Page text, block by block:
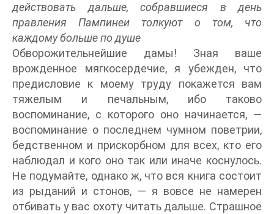
действовать дальше, собравшиеся в день
правления Пампинеи толкуют о том, что
каждому больше по душе
Обворожительнейшие дамы! Зная ваше
врожденное мягкосердечие, я убежден, что
предисловие к моему труду покажется вам
тяжелым и печальным, ибо таково
воспоминание, с которого оно начинается, —
воспоминание о последнем чумном поветрии,
бедственном и прискорбном для всех, кто его
наблюдал и кого оно так или иначе коснулось.
Не подумайте, однако ж, что вся книга состоит
из рыданий и стонов, — я вовсе не намерен
отбивать у вас охоту читать дальше. Страшное